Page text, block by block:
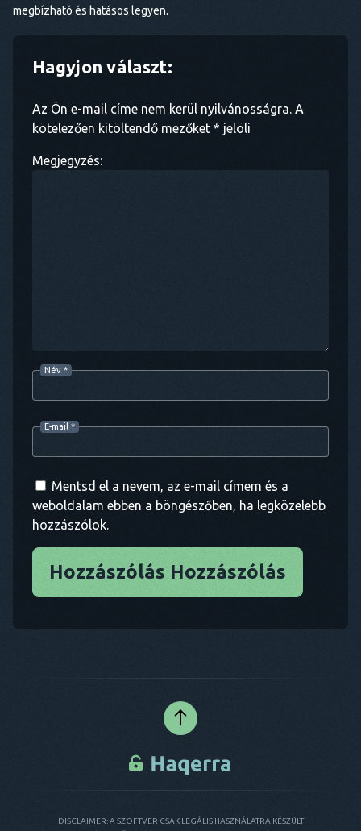
megbízható és hatásos legyen.
Hagyjon választ:
Az Ön e-mail címe nem kerül nyilvánosságra. A
kötelezően kitöltendő mezőket * jelöli
Megjegyzés:
Név *
E-mail *
Mentsd el a nevem, az e-mail címem és a
weboldalam ebben a böngészőben, ha legközelebb
hozzászólok.
Hozzászólás Hozzászólás
DISCLAIMER: A SZOFTVER CSAK LEGÁLIS HASZNÁLATRA KÉSZÜLT